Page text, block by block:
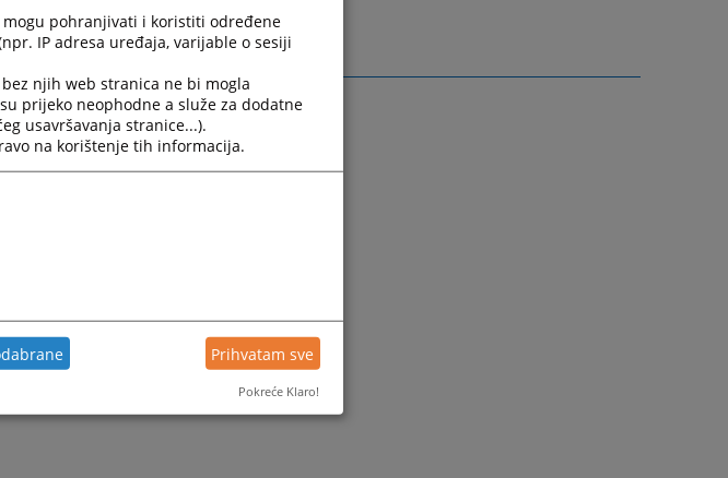
pohranjivati i koristiti određene
IP adresa uređaja, varijable o sesiji
njih web stranica ne bi mogla
prijeko neophodne a služe za dodatne
usavršavanja stranice...).
na korištenje tih informacija.
Prihvatam sve
Pokreće Klaro!